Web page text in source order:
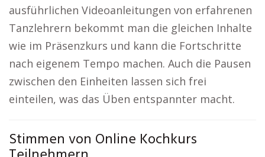
ausführlichen Videoanleitungen von erfahrenen
Tanzlehrern bekommt man die gleichen Inhalte
wie im Präsenzkurs und kann die Fortschritte
nach eigenem Tempo machen. Auch die Pausen
zwischen den Einheiten lassen sich frei
einteilen, was das Üben entspannter macht.
Stimmen von Online Kochkurs